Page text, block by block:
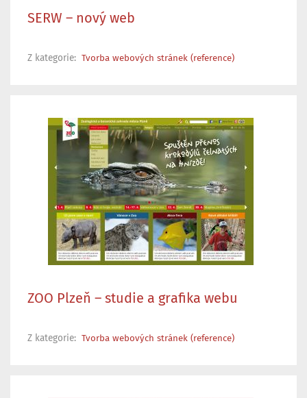
SERW – nový web
Z kategorie: Tvorba webových stránek (reference)
ZOO Plzeň – studie a grafika webu
Z kategorie: Tvorba webových stránek (reference)